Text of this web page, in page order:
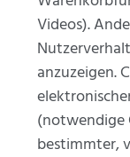
Videos).
anzuzeigen.
(notwendige
bestimmter,